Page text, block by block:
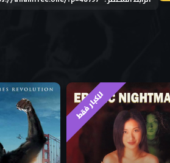
للكبار فقط